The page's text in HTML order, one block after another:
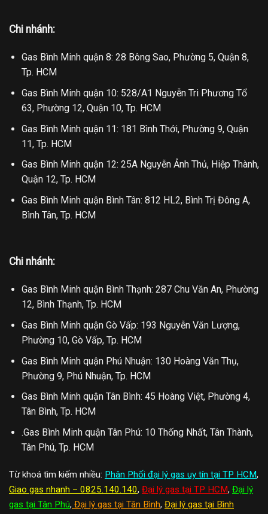
Chi nhánh:
Gas Bình Minh quận 8: 28 Bông Sao, Phường 5, Quận 8,
Tp. HCM
Gas Bình Minh quận 10: 528/A1 Nguyễn Tri Phương Tổ
63, Phường 12, Quận 10, Tp. HCM
Gas Bình Minh quận 11: 181 Bình Thới, Phường 9, Quận
11, Tp. HCM
Gas Bình Minh quận 12: 25A Nguyễn Ảnh Thủ, Hiệp Thành,
Quận 12, Tp. HCM
Gas Bình Minh quận Bình Tân: 812 HL2, Bình Trị Đông A,
Bình Tân, Tp. HCM
Chi nhánh:
Gas Bình Minh quận Bình Thạnh: 287 Chu Văn An, Phường
12, Bình Thạnh, Tp. HCM
Gas Bình Minh quận Gò Vấp: 193 Nguyễn Văn Lượng,
Phường 10, Gò Vấp, Tp. HCM
Gas Bình Minh quận Phú Nhuận: 130 Hoàng Văn Thụ,
Phường 9, Phú Nhuận, Tp. HCM
Gas Bình Minh quận Tân Bình: 45 Hoàng Việt, Phường 4,
Tân Bình, Tp. HCM
.Gas Bình Minh quận Tân Phú: 10 Thống Nhất, Tân Thành,
Tân Phú, Tp. HCM
Từ khoá tìm kiếm nhiều: Phân Phối đại lý gas uy tín tại TP HCM,
Giao gas nhanh – 0825.140.140, Đại lý gas tại TP HCM, Đại lý
gas tại Tân Phú, Đại lý gas tại Tân Bình, Đại lý gas tại Bình